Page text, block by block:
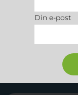
Din e-post